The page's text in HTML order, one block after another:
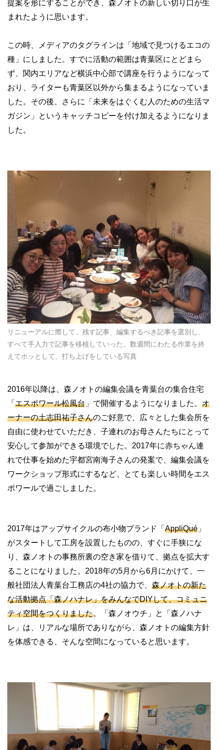
提案を形にすることができ、森ノオトの新しい切り口が生
まれたように思います。
この時、メディアのタグラインは「地域で見つけるエコの
種」にしました。すでに活動の範囲は青葉区にとどまら
ず、関内エリアなど横浜中心部で講座を行うようになって
おり、ライターも青葉区以外から集まるようになっていま
した。その後、さらに「未来をはぐくむ人のための生活マ
ガジン」というキャッチコピーを付け加えるようになりま
した。
リニューアルに際して、残す記事、編集するべき記事を選別し、
すべて手入力で記事を移植していった。数週間にわたる作業を終
えてホッとして、打ち上げをしている写真
2016年以降は、森ノオトの編集会議を青葉台の集合住宅
「 エスポワール松風台 」で開催するようになりました。 オ
ーナーの土志田祐子さんのご好意で、広々とした集会所を
自由に使わせていただき、子連れのお母さんたちにとって
安心して参加ができる環境でした。 2017年に赤ちゃん連
れで仕事を始めた宇都宮南海子さんの発案で、編集会議を
ワークショップ形式にするなど、とても楽しい時間をエス
ポワールで過ごしました。
2017年はアップサイクルの布小物ブランド「 AppliQué 」
がスタートして工房を設置したものの、すぐに手狭にな
り、森ノオトの事務所裏の空き家を借りて、拠点を拡大す
ることになりました。 2018年の5月から6月にかけて、一
般社団法人青葉台工務店の4社の協力で、 森ノオトの新た
な活動拠点「森ノハナレ」をみんなでDIYして、コミュニ
ティ空間をつくりました。「森ノオウチ」と「森ノハナ
レ」は、リアルな場所でありながら、森ノオトの編集方針
を体感できる、そんな空間になっていると思います。